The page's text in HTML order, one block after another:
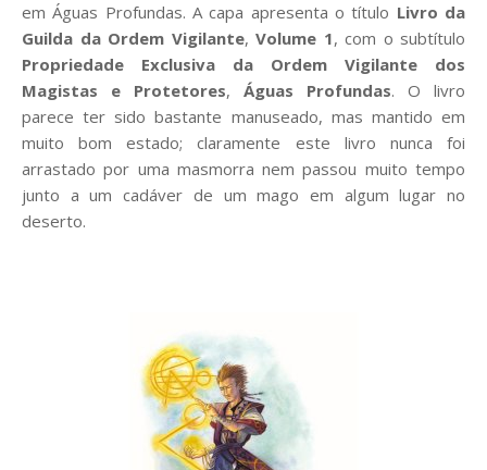
em Águas Profundas. A capa apresenta o título Livro da
Guilda da Ordem Vigilante, Volume 1, com o subtítulo
Propriedade Exclusiva da Ordem Vigilante dos
Magistas e Protetores, Águas Profundas. O livro
parece ter sido bastante manuseado, mas mantido em
muito bom estado; claramente este livro nunca foi
arrastado por uma masmorra nem passou muito tempo
junto a um cadáver de um mago em algum lugar no
deserto.